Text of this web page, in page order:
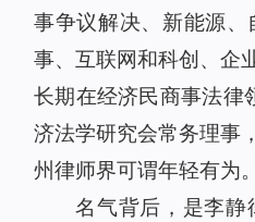
事争议解决、新能源
事、互联网和科创、企
长期在经济民商事法律
济法学研究会常务理事
州律师界可谓年轻有为。
名气背后，是李